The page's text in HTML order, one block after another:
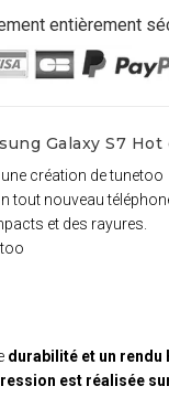
entièrement
Galaxy S7
une création de tunetoo
tout nouveau
et des rayures.
durabilité et un rendu
est réalisée